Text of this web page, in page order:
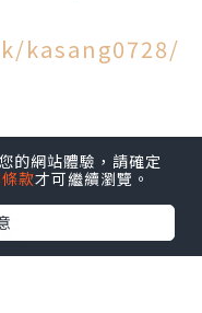
kasang0728/
網站體驗，請確定
款才可繼續瀏覽。